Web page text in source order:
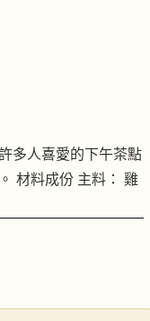
多人喜愛的下午茶點
材料成份 主料： 雞